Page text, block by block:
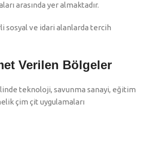
arasında yer almaktadır.
sosyal ve idari alanlarda tercih
Verilen Bölgeler
teknoloji, savunma sanayi, eğitim
çim çit uygulamaları